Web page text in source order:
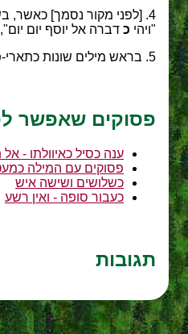
4. [לפני מקור נסמך] כאשר, בשעה ש-, אחרי ש-, וכד'; למשל בפסוקים (בראשית יב14) "ויהי
"ויהי כ דברה אל יוסף יום יום",
5. בראש מילים שונות כתארי-פועל שונים, כגון: כבראשונה, כבתחילה, כיום, כעת, כפי - עיין ליד כל ערך במקומו.
פסוקים שאפשר
ענה כסיל כאיוולתו - אל
פסוקים עם המילה
כשלושים ושישה איש
כעבור סופה - ואין רשע
תגובות